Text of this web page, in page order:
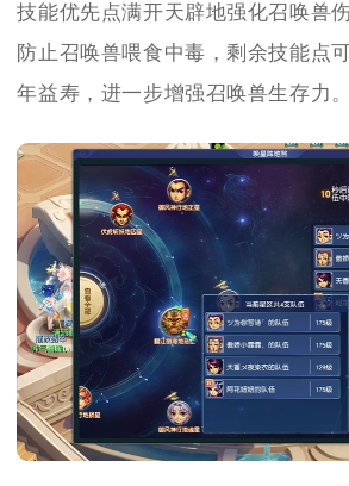
技能优先点满开天辟地强化召唤兽
防止召唤兽喂食中毒，剩余技能点
年益寿，进一步增强召唤兽生存力。